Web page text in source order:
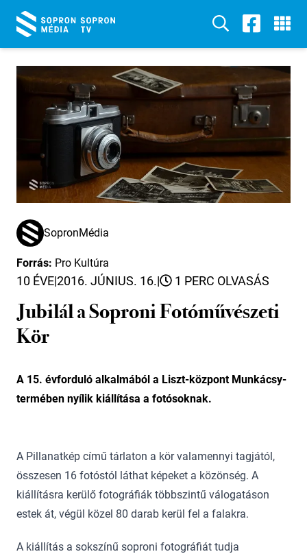
SopronMédia
Forrás: Pro Kultúra
10 ÉVE|2016. JÚNIUS. 16.| 1 PERC OLVASÁS
Jubilál a Soproni Fotóművészeti
Kör
A 15. évforduló alkalmából a Liszt-központ Munkácsy-
termében nyílik kiállítása a fotósoknak.
A Pillanatkép című tárlaton a kör valamennyi tagjától,
összesen 16 fotóstól láthat képeket a közönség. A
kiállításra kerülő fotográfiák többszintű válogatáson
estek át, végül közel 80 darab kerül fel a falakra.
A kiállítás a sokszínű soproni fotográfiát tudja